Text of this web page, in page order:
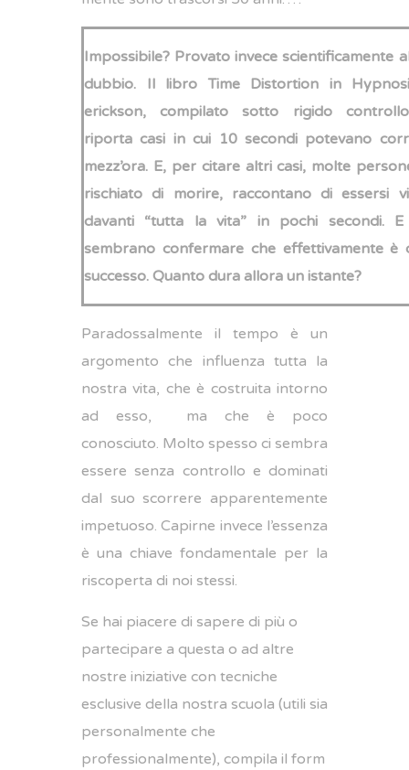
Impossibile? Provato invece scientificamente
dubbio. Il libro Time Distortion in
erickson, compilato sotto rigido
riporta casi in cui 10 secondi potevano
mezz’ora. E, per citare altri casi, molte
rischiato di morire, raccontano di essersi
davanti “tutta la vita” in pochi secondi.
sembrano confermare che effettivamente è
successo. Quanto dura allora un istante?
Paradossalmente il tempo è un
argomento che influenza tutta la
nostra vita, che è costruita intorno
ad esso, ma che è poco
conosciuto. Molto spesso ci sembra
essere senza controllo e dominati
dal suo scorrere apparentemente
impetuoso. Capirne invece l’essenza
è una chiave fondamentale per la
riscoperta di noi stessi.
Se hai piacere di sapere di più o
partecipare a questa o ad altre
nostre iniziative con tecniche
esclusive della nostra scuola (utili sia
personalmente che
professionalmente), compila il form